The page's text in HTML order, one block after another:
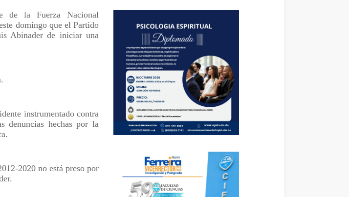
de la Fuerza Nacional
domingo que el Partido
Abinader de iniciar una
instrumentado contra
denuncias hechas por la
2020 no está preso por